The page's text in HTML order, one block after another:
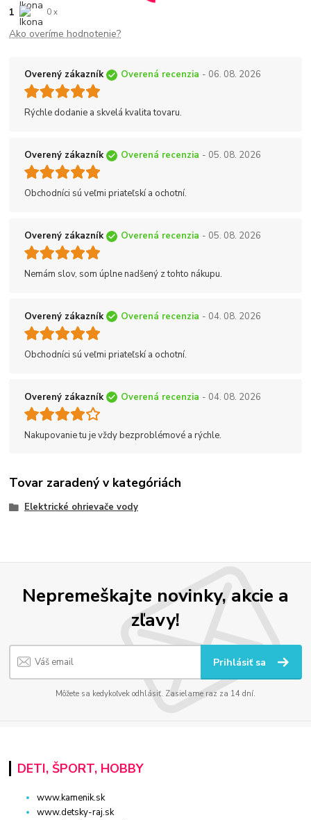
1 0 x
Ako overíme hodnotenie?
Overený zákazník Overená recenzia - 06. 08. 2026
Rýchle dodanie a skvelá kvalita tovaru.
Overený zákazník Overená recenzia - 05. 08. 2026
Obchodníci sú veľmi priateľskí a ochotní.
Overený zákazník Overená recenzia - 05. 08. 2026
Nemám slov, som úplne nadšený z tohto nákupu.
Overený zákazník Overená recenzia - 04. 08. 2026
Obchodníci sú veľmi priateľskí a ochotní.
Overený zákazník Overená recenzia - 04. 08. 2026
Nakupovanie tu je vždy bezproblémové a rýchle.
Tovar zaradený v kategóriách
Elektrické ohrievače vody
Nepremeškajte novinky, akcie a
zľavy!
Prihlásiť sa
Môžete sa kedykoľvek odhlásiť. Zasielame raz za 14 dní.
DETI, ŠPORT, HOBBY
www.kamenik.sk
www.detsky-raj.sk